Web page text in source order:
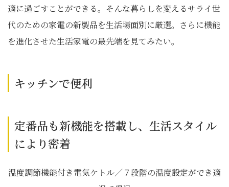
適に過ごすことができる。そんな暮らしを変えるサライ世
代のための家電の新製品を生活場面別に厳選。さらに機能
を進化させた生活家電の最先端を見てみたい。
キッチンで便利
定番品も新機能を搭載し、生活スタイル
により密着
温度調節機能付き電気ケトル／７段階の温度設定ができ適